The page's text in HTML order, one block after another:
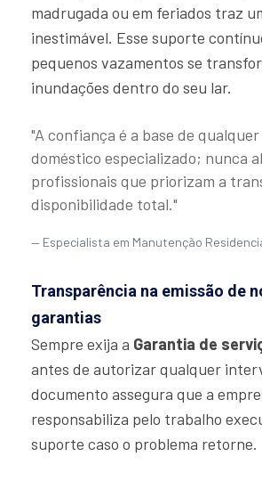
madrugada ou em feriados traz
inestimável. Esse suporte
pequenos vazamentos se
inundações dentro do seu lar.
"A confiança é a base de
doméstico especializado; nunca
profissionais que priorizam a
disponibilidade total."
Especialista em Manutenção
Transparência na emissão de
garantias
Sempre exija a Garantia de
antes de autorizar qualquer
documento assegura que a
responsabiliza pelo trabalho
suporte caso o problema retorne.